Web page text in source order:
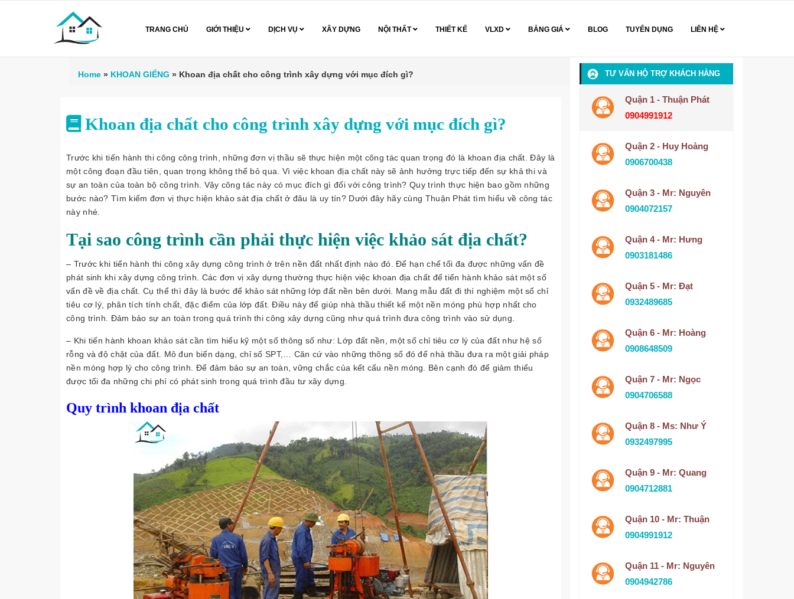
TRANG CHỦ GIỚI THIỆU DỊCH VỤ XÂY DỰNG NỘI THẤT THIẾT KẾ VLXD BẢNG GIÁ BLOG TUYỂN DỤNG LIÊN HỆ
Home » KHOAN GIẾNG » Khoan địa chất cho công trình xây dựng với mục đích gì?
Khoan địa chất cho công trình xây dựng với mục đích gì?
Trước khi tiến hành thi công công trình, những đơn vị thầu sẽ thực hiện một công tác quan trọng đó là khoan địa chất. Đây là
một công đoạn đầu tiên, quan trọng không thể bỏ qua. Vì việc khoan địa chất này sẽ ảnh hưởng trực tiếp đến sự khả thi và
sự an toàn của toàn bộ công trình. Vậy công tác này có mục đích gì đối với công trình? Quy trình thực hiện bao gồm những
bước nào? Tìm kiếm đơn vị thực hiện khảo sát địa chất ở đâu là uy tín? Dưới đây hãy cùng Thuận Phát tìm hiểu về công tác
này nhé.
Tại sao công trình cần phải thực hiện việc khảo sát địa chất?
– Trước khi tiến hành thi công xây dựng công trình ở trên nền đất nhất định nào đó. Để hạn chế tối đa được những vấn đề
phát sinh khi xây dựng công trình. Các đơn vị xây dựng thường thực hiện việc khoan địa chất để tiến hành khảo sát một số
vấn đề về địa chất. Cụ thể thì đây là bước để khảo sát những lớp đất nền bên dưới. Mang mẫu đất đi thí nghiệm một số chỉ
tiêu cơ lý, phân tích tính chất, đặc điểm của lớp đất. Điều này để giúp nhà thầu thiết kế một nền móng phù hợp nhất cho
công trình. Đảm bảo sự an toàn trong quá trình thi công xây dựng cũng như quá trình đưa công trình vào sử dụng.
– Khi tiến hành khoan khảo sát cần tìm hiểu kỹ một số thông số như: Lớp đất nền, một số chỉ tiêu cơ lý của đất như hệ số
rỗng và độ chặt của đất. Mô đun biến dạng, chỉ số SPT,… Căn cứ vào những thông số đó để nhà thầu đưa ra một giải pháp
nền móng hợp lý cho công trình. Để đảm bảo sự an toàn, vững chắc của kết cấu nền móng. Bên cạnh đó để giảm thiểu
được tối đa những chi phí có phát sinh trong quá trình đầu tư xây dựng.
Quy trình khoan địa chất
TƯ VẤN HỘ TRỢ KHÁCH HÀNG
Quận 1 - Thuận Phát
0904991912
Quận 2 - Huy Hoàng
0906700438
Quận 3 - Mr: Nguyên
0904072157
Quận 4 - Mr: Hưng
0903181486
Quận 5 - Mr: Đạt
0932489685
Quận 6 - Mr: Hoàng
0908648509
Quận 7 - Mr: Ngọc
0904706588
Quận 8 - Ms: Như Ý
0932497995
Quận 9 - Mr: Quang
0904712881
Quận 10 - Mr: Thuận
0904991912
Quận 11 - Mr: Nguyên
0904942786